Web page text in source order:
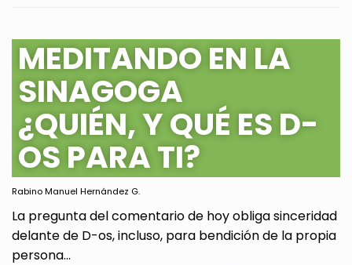
MEDITANDO EN LA
SINAGOGA
¿QUIÉN, Y QUÉ ES D-
OS PARA TI?
Rabino Manuel Hernández G.
La pregunta del comentario de hoy obliga sinceridad
delante de D-os, incluso, para bendición de la propia
persona...